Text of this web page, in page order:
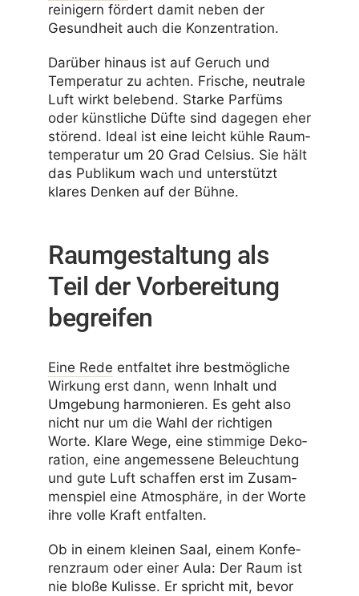
rei­ni­gern fördert damit neben der
Gesund­heit auch die Konzentration.
Darüber hinaus ist auf Geruch und
Tempe­ratur zu achten. Frische, neutrale
Luft wirkt bele­bend. Starke Parfüms
oder künst­liche Düfte sind dagegen eher
störend. Ideal ist eine leicht kühle Raum­
tem­pe­ratur um 20 Grad Celsius. Sie hält
das Publikum wach und unter­stützt
klares Denken auf der Bühne.
Raumgestaltung als
Teil der Vorbereitung
begreifen
Eine Rede entfaltet ihre best­mög­liche
Wirkung erst dann, wenn Inhalt und
Umge­bung harmo­nieren. Es geht also
nicht nur um die Wahl der rich­tigen
Worte. Klare Wege, eine stim­mige Deko­
ra­tion, eine ange­mes­sene Beleuch­tung
und gute Luft schaffen erst im Zusam­
men­spiel eine Atmo­sphäre, in der Worte
ihre volle Kraft entfalten.
Ob in einem kleinen Saal, einem Konfe­
renz­raum oder einer Aula: Der Raum ist
nie bloße Kulisse. Er spricht mit, bevor